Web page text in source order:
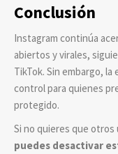
Conclusión
Instagram continúa
abiertos y virales,
TikTok. Sin embargo,
control para quienes
protegido.
Si no quieres que
puedes desactivar